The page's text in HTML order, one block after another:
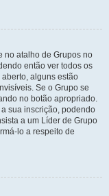
no atalho de Grupos no
então ver todos os
alguns estão
Se o Grupo se
no botão apropriado.
sua inscrição, podendo
a um Líder de Grupo
lo a respeito de